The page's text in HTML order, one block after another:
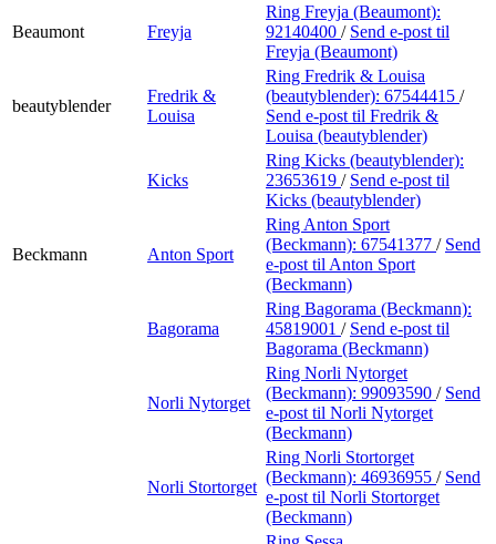
Beaumont Freyja
Ring Freyja (Beaumont):
92140400 / Send e-post til
Freyja (Beaumont)
beautyblender
Fredrik &
Louisa
Ring Fredrik & Louisa
(beautyblender): 67544415 /
Send e-post til Fredrik &
Louisa (beautyblender)
Kicks
Ring Kicks (beautyblender):
23653619 / Send e-post til
Kicks (beautyblender)
Beckmann Anton Sport
Ring Anton Sport
(Beckmann): 67541377 / Send
e-post til Anton Sport
(Beckmann)
Bagorama
Ring Bagorama (Beckmann):
45819001 / Send e-post til
Bagorama (Beckmann)
Norli Nytorget
Ring Norli Nytorget
(Beckmann): 99093590 / Send
e-post til Norli Nytorget
(Beckmann)
Norli Stortorget
Ring Norli Stortorget
(Beckmann): 46936955 / Send
e-post til Norli Stortorget
(Beckmann)